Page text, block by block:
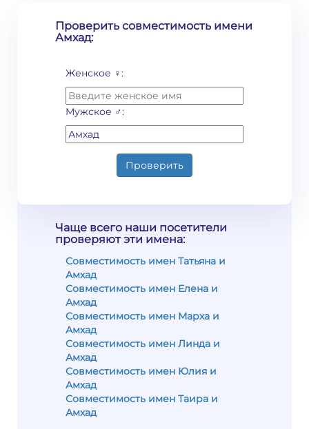
Проверить совместимость имени
Амхад:
Женское ♀:
Мужское ♂:
Проверить
Чаще всего наши посетители
проверяют эти имена:
Совместимость имен Татьяна и
Амхад
Совместимость имен Елена и
Амхад
Совместимость имен Марха и
Амхад
Совместимость имен Линда и
Амхад
Совместимость имен Юлия и
Амхад
Совместимость имен Таира и
Амхад